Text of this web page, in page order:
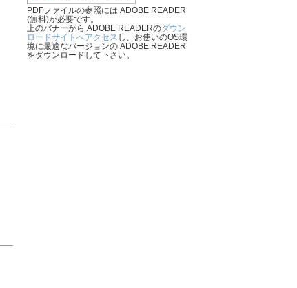
PDFファイルの参照には ADOBE READER
(無料)が必要です。
上のバナーから ADOBE READERのダウン
ロードサイトへアクセス し、お使いのOS環
境に最適なバージョンの ADOBE READER
をダウンロードして下さい。